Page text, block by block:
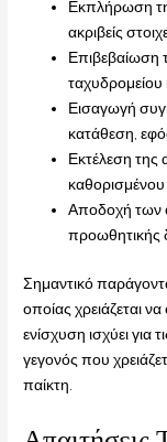
Εκπλήρωση
ακριβείς
Επιβεβαίωση
ταχυδρομείου
Εισαγωγή
κατάθεση,
Εκτέλεση της
καθορισμένου
Αποδοχή των
προωθητικής
Σημαντικό
οποίας χρειάζεται
ενίσχυση ισχύει για
γεγονός που
παίκτη.